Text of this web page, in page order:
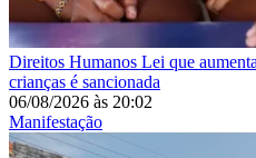
Direitos Humanos Lei que
crianças é sancionada
06/08/2026 às 20:02
Manifestação